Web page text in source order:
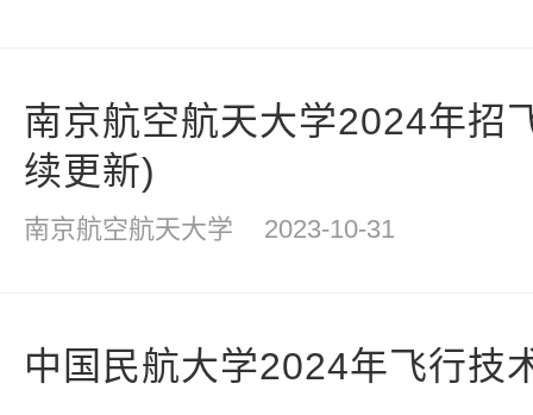
南京航空航天大学2024年招
续更新)
南京航空航天大学 2023-10-31
中国民航大学2024年飞行技